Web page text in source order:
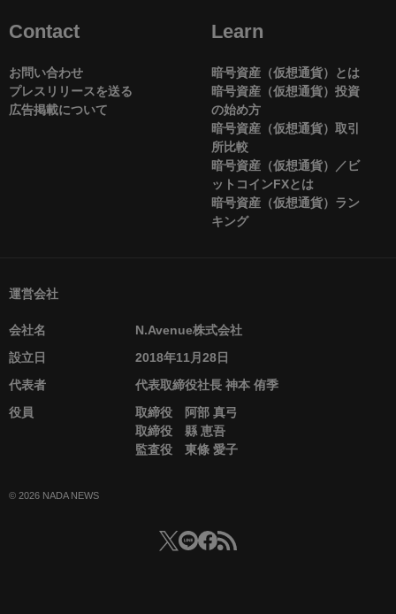
Contact
お問い合わせ
プレスリリースを送る
広告掲載について
Learn
暗号資産（仮想通貨）とは
暗号資産（仮想通貨）投資
の始め方
暗号資産（仮想通貨）取引
所比較
暗号資産（仮想通貨）／ビ
ットコインFXとは
暗号資産（仮想通貨）ラン
キング
運営会社
会社名
N.Avenue株式会社
設立日
2018年11月28日
代表者
代表取締役社長 神本 侑季
役員
取締役 阿部 真弓
取締役 縣 恵吾
監査役 東條 愛子
© 2026 NADA NEWS